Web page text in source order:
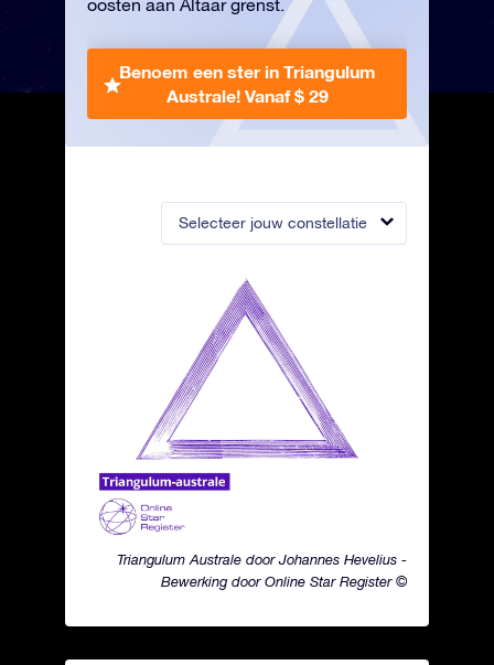
Selecteer jouw constellatie
Triangulum Australe door Johannes Hevelius -
Bewerking door Online Star Register ©
oosten aan Altaar grenst.
Benoem een ster in Triangulum
Australe! Vanaf $ 29